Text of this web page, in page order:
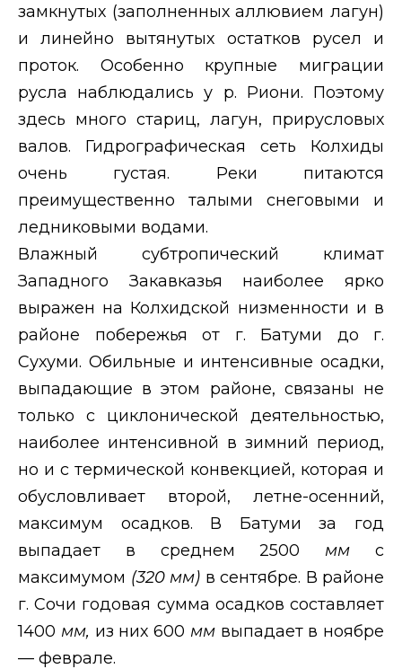
замкнутых (заполненных аллювием лагун)
и линейно вытянутых остатков русел и
проток. Особенно крупные миграции
русла наблюдались у р. Риони. Поэтому
здесь много стариц, лагун, прирусловых
валов. Гидрографическая сеть Колхиды
очень густая. Реки питаются
преимущественно талыми снеговыми и
ледниковыми водами.
Влажный субтропический климат
Западного Закавказья наиболее ярко
выражен на Колхидской низменности и в
районе побережья от г. Батуми до г.
Сухуми. Обильные и интенсивные осадки,
выпадающие в этом районе, связаны не
только с циклонической деятельностью,
наиболее интенсивной в зимний период,
но и с термической конвекцией, которая и
обусловливает второй, летне-осенний,
максимум осадков. В Батуми за год
выпадает в среднем 2500 ммс
максимумом (320 мм) в сентябре. В районе
г. Сочи годовая сумма осадков составляет
1400 мм, из них 600 мм выпадает в ноябре
— феврале.